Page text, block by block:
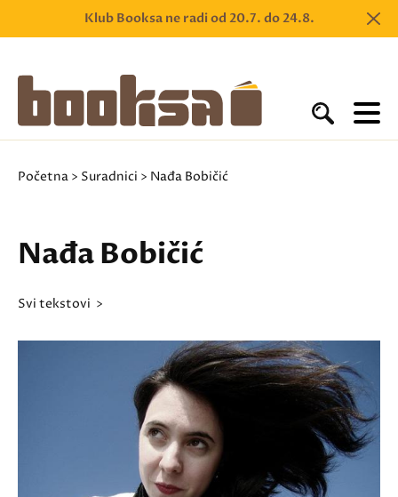
Klub Booksa ne radi od 20.7. do 24.8.
Početna > Suradnici > Nađa Bobičić
Nađa Bobičić
svi tekstovi >